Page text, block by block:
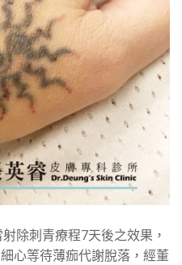
除刺青療程7天後之效果，
心等待薄痂代謝脫落，經董